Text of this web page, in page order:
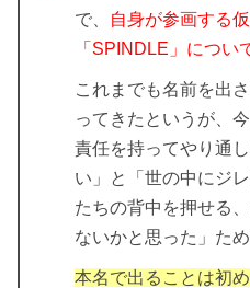
で、
自身が参画する
「SPINDLE」につい
これまでも名前を出
ってきたというが、
責任を持ってやり通
い」
と
「世の中にジ
たちの背中を押せる
ないかと思った」 た
本名で出ることは初